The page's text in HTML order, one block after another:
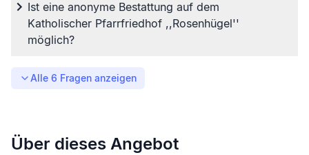
Ist eine anonyme Bestattung auf dem
Katholischer Pfarrfriedhof ,,Rosenhügel''
möglich?
Alle 6 Fragen anzeigen
Über dieses Angebot